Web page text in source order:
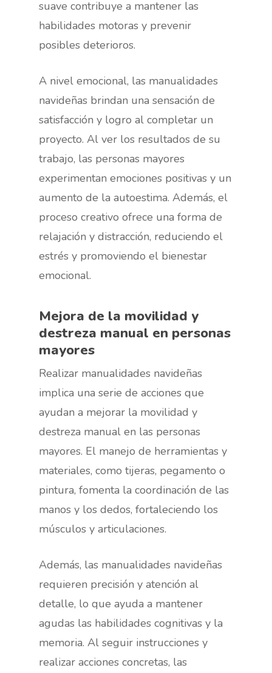
suave contribuye a mantener las
habilidades motoras y prevenir
posibles deterioros.
A nivel emocional, las manualidades
navideñas brindan una sensación de
satisfacción y logro al completar un
proyecto. Al ver los resultados de su
trabajo, las personas mayores
experimentan emociones positivas y un
aumento de la autoestima. Además, el
proceso creativo ofrece una forma de
relajación y distracción, reduciendo el
estrés y promoviendo el bienestar
emocional.
Mejora de la movilidad y
destreza manual en personas
mayores
Realizar manualidades navideñas
implica una serie de acciones que
ayudan a mejorar la movilidad y
destreza manual en las personas
mayores. El manejo de herramientas y
materiales, como tijeras, pegamento o
pintura, fomenta la coordinación de las
manos y los dedos, fortaleciendo los
músculos y articulaciones.
Además, las manualidades navideñas
requieren precisión y atención al
detalle, lo que ayuda a mantener
agudas las habilidades cognitivas y la
memoria. Al seguir instrucciones y
realizar acciones concretas, las